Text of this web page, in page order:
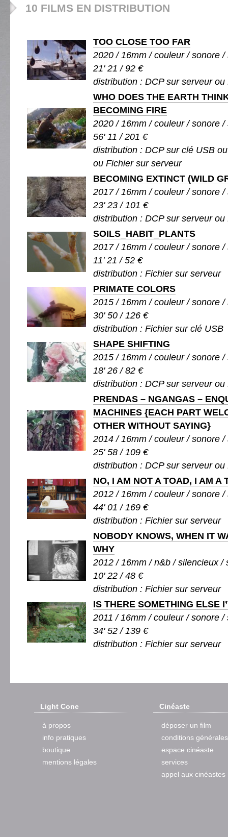
10 FILMS EN DISTRIBUTION
TOO CLOSE TOO FAR
2020 / 16mm / couleur / sonore /
21' 21 / 92 €
distribution : DCP sur serveur
WHO DOES THE EARTH
BECOMING FIRE
2020 / 16mm / couleur / sonore /
56' 11 / 201 €
distribution : DCP sur clé USB
ou Fichier sur serveur
BECOMING EXTINCT (WILD
2017 / 16mm / couleur / sonore /
23' 23 / 101 €
distribution : DCP sur serveur
SOILS_HABIT_PLANTS
2017 / 16mm / couleur / sonore /
11' 21 / 52 €
distribution : Fichier sur serveur
PRIMATE COLORS
2015 / 16mm / couleur / sonore /
30' 50 / 126 €
distribution : Fichier sur clé USB
SHAPE SHIFTING
2015 / 16mm / couleur / sonore /
18' 26 / 82 €
distribution : DCP sur serveur
PRENDAS – NGANGAS –
MACHINES {EACH PART
OTHER WITHOUT SAYING}
2014 / 16mm / couleur / sonore /
25' 58 / 109 €
distribution : DCP sur serveur
NO, I AM NOT A TOAD, I AM A
2012 / 16mm / couleur / sonore /
44' 01 / 169 €
distribution : Fichier sur serveur
NOBODY KNOWS, WHEN IT
WHY
2012 / 16mm / n&b / silencieux /
10' 22 / 48 €
distribution : Fichier sur serveur
IS THERE SOMETHING ELSE
2011 / 16mm / couleur / sonore /
34' 52 / 139 €
distribution : Fichier sur serveur
Light Cone
à propos
info pratiques
boutique
mentions légales
Cinéaste
déposer un film
conditions générales
espace cinéaste
services
appel aux cinéastes